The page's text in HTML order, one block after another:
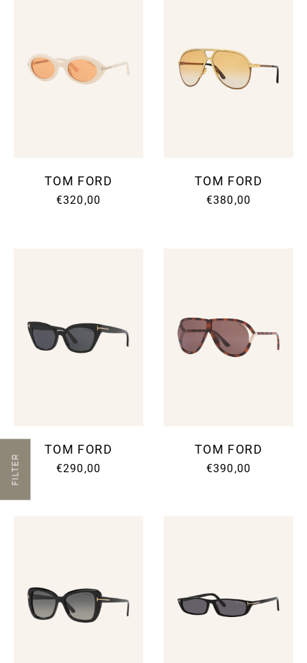
FILTER
TOM FORD
€320,00
TOM FORD
€380,00
TOM FORD
€290,00
TOM FORD
€390,00